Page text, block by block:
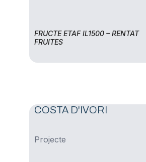
FRUCTE ETAF IL1500 – RENTAT
FRUITES
COSTA D'IVORI
Projecte